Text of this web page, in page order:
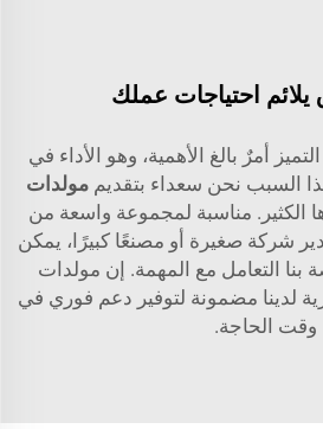
يلائم احتياجات عملك
أمرٌ بالغ الأهمية، وهو الأداء في
السبب نحن سعداء بتقديم مولدات
الكثير. مناسبة لمجموعة واسعة من
شركة صغيرة أو مصنعًا كبيرًا، يمكن
بنا التعامل مع المهمة. إن مولدات
لدينا مضمونة لتوفير دعم فوري في
وقت الحاجة.